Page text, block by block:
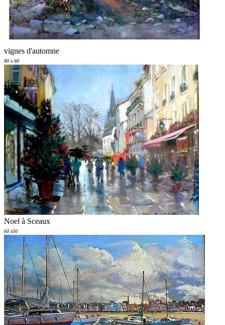
vignes d'automne
80 x 60
Noel à Sceaux
60 x50